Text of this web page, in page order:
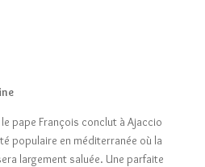
pape François conclut à Ajaccio
populaire en méditerranée où la
largement saluée. Une parfaite